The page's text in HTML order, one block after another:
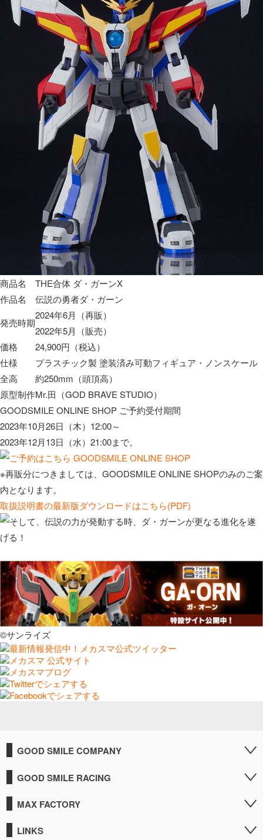
商品名
THE合体 ダ・ガーンX
作品名
伝説の勇者ダ・ガーン
発売時期
2024年6月（再販）
2022年5月（販売）
価格
24,900円（税込）
仕様
プラスチック製 塗装済み可動フィギュア・ノンスケール
全高
約250mm（頭頂高）
原型制作Mr.田（GOD BRAVE STUDIO）
GOODSMILE ONLINE SHOP ご予約受付期間
2023年10月26日（木）12:00～
2023年12月13日（水）21:00まで。
※再販分につきましては、GOODSMILE ONLINE SHOPのみのご案
内となります。
取扱説明書の最新版ダウンロードはこちら(PDF)
©サンライズ
GOOD SMILE COMPANY
GOOD SMILE RACING
MAX FACTORY
LINKS